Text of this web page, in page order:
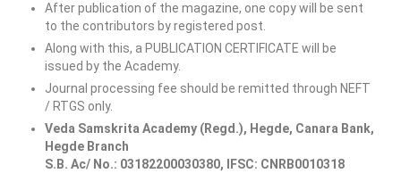
After publication of the magazine, one copy will be sent
to the contributors by registered post.
Along with this, a PUBLICATION CERTIFICATE will be
issued by the Academy.
Journal processing fee should be remitted through NEFT
/ RTGS only.
Veda Samskrita Academy (Regd.), Hegde, Canara Bank,
Hegde Branch
S.B. Ac/ No.: 03182200030380, IFSC: CNRB0010318